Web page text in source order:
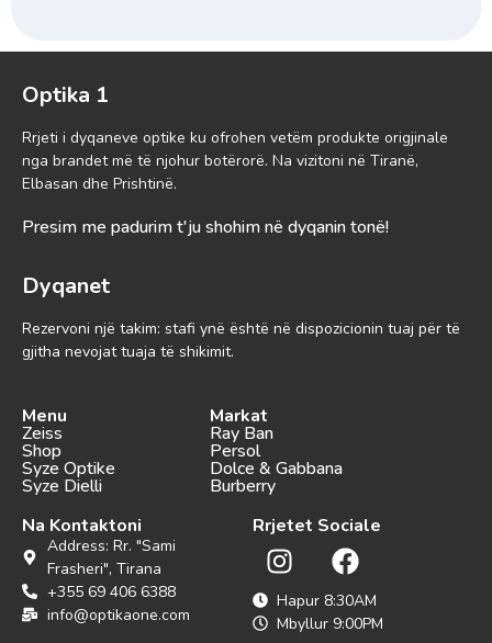
Optika 1
Rrjeti i dyqaneve optike ku ofrohen vetëm produkte origjinale
nga brandet më të njohur botërorë. Na vizitoni në Tiranë,
Elbasan dhe Prishtinë.
Presim me padurim t'ju shohim në dyqanin tonë!
Dyqanet
Rezervoni një takim: stafi ynë është në dispozicionin tuaj për të
gjitha nevojat tuaja të shikimit.
Menu
Zeiss
Shop
Syze Optike
Syze Dielli
Markat
Ray Ban
Persol
Dolce & Gabbana
Burberry
Na Kontaktoni
Address: Rr. "Sami
Frasheri", Tirana
+355 69 406 6388
info@optikaone.com
Rrjetet Sociale
Hapur 8:30AM
Mbyllur 9:00PM